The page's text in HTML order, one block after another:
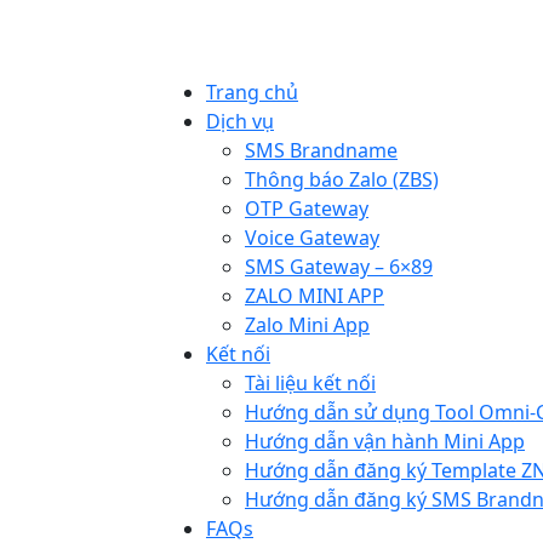
Trang chủ
Dịch vụ
SMS Brandname
Thông báo Zalo (ZBS)
OTP Gateway
Voice Gateway
SMS Gateway – 6×89
ZALO MINI APP
Zalo Mini App
Kết nối
Tài liệu kết nối
Hướng dẫn sử dụng Tool Omni-
Hướng dẫn vận hành Mini App
Hướng dẫn đăng ký Template
Hướng dẫn đăng ký SMS
FAQs